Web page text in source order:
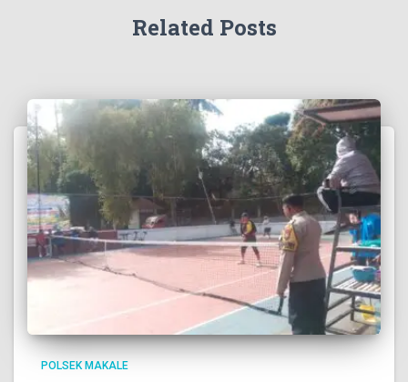
Related Posts
POLSEK MAKALE